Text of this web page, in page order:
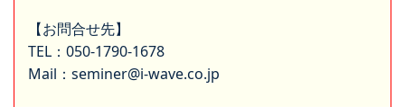
【お問合せ先】
TEL：050-1790-1678
Mail：seminer@i-wave.co.jp